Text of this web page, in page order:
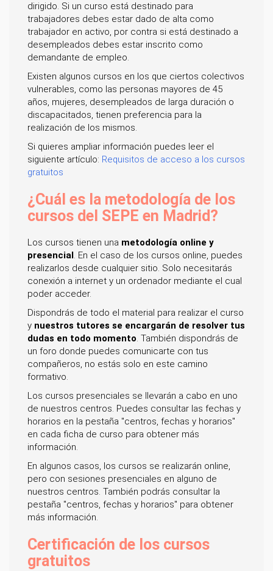
dirigido. Si un curso está destinado para
trabajadores debes estar dado de alta como
trabajador en activo, por contra si está destinado a
desempleados debes estar inscrito como
demandante de empleo.
Existen algunos cursos en los que ciertos colectivos
vulnerables, como las personas mayores de 45
años, mujeres, desempleados de larga duración o
discapacitados, tienen preferencia para la
realización de los mismos.
Si quieres ampliar información puedes leer el
siguiente artículo: Requisitos de acceso a los cursos
gratuitos
¿Cuál es la metodología de los
cursos del SEPE en Madrid?
Los cursos tienen una metodología online y
presencial. En el caso de los cursos online, puedes
realizarlos desde cualquier sitio. Solo necesitarás
conexión a internet y un ordenador mediante el cual
poder acceder.
Dispondrás de todo el material para realizar el curso
y nuestros tutores se encargarán de resolver tus
dudas en todo momento. También dispondrás de
un foro donde puedes comunicarte con tus
compañeros, no estás solo en este camino
formativo.
Los cursos presenciales se llevarán a cabo en uno
de nuestros centros. Puedes consultar las fechas y
horarios en la pestaña "centros, fechas y horarios"
en cada ficha de curso para obtener más
información.
En algunos casos, los cursos se realizarán online,
pero con sesiones presenciales en alguno de
nuestros centros. También podrás consultar la
pestaña "centros, fechas y horarios" para obtener
más información.
Certificación de los cursos
gratuitos